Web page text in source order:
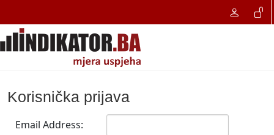
Korisnička prijava
Email Address: